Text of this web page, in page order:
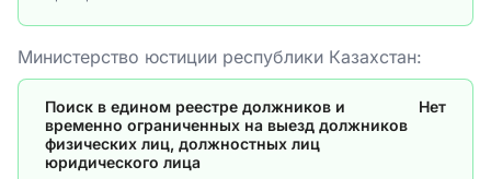
Министерство юстиции республики Казахстан:
Поиск в едином реестре должников и
временно ограниченных на выезд должников
физических лиц, должностных лиц
юридического лица
Нет